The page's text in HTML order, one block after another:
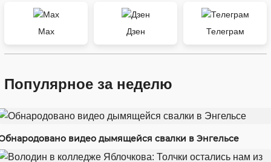
Max Дзен Телеграм
Популярное за неделю
видео дымящейся свалки в Энгельсе